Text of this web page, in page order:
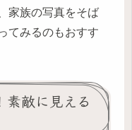
家族の写真をそば
てみるのもおすす
敵に見える